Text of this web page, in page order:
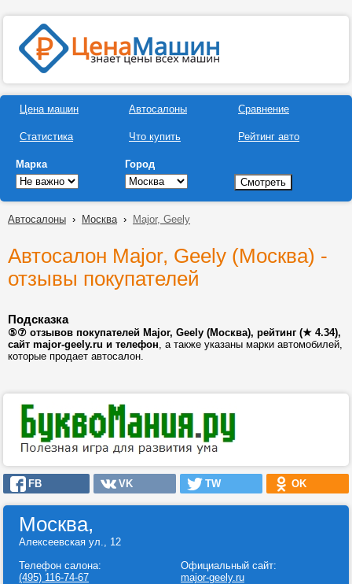
Цена машин
Статистика
Автосалоны
Что купить
Сравнение
Рейтинг авто
Марка Город
Автосалоны › Москва› Major, Geely
Автосалон Major, Geely (Москва) -
отзывы покупателей
Подсказка
⑤⑦ отзывов покупателей Major, Geely (Москва), рейтинг (★ 4.34),
сайт major-geely.ru и телефон, а также указаны марки автомобилей,
которые продает автосалон.
FB VK TW OK
Москва,
Алексеевская ул., 12
Телефон салона:
(495) 116-74-67
Официальный сайт:
major-geely.ru